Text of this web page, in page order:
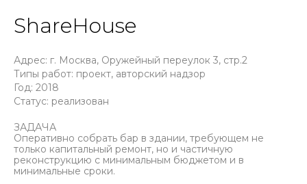
ShareHouse
Адрес: г. Москва, Оружейный переулок 3, стр.2
Типы работ: проект, авторский надзор
Год: 2018
Статус: реализован
ЗАДАЧА
Оперативно собрать бар в здании, требующем не
только капитальный ремонт, но и частичную
реконструкцию с минимальным бюджетом и в
минимальные сроки.